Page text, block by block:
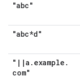
"abc"
"abc*d"
" | |a . example .
com"